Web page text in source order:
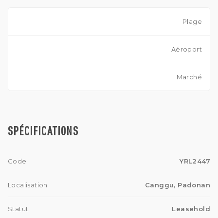
Plage
Aéroport
Marché
SPÉCIFICATIONS
Code YRL2447
Localisation Canggu, Padonan
Statut Leasehold